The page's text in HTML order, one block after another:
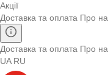
Акції
Доставка та оплата Про
Доставка та оплата Про
UA RU